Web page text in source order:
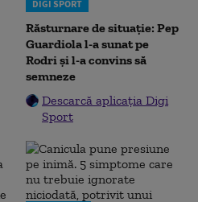
DIGI SPORT
Răsturnare de situație: Pep
Guardiola l-a sunat pe
Rodri și l-a convins să
semneze
Descarcă aplicația Digi
Sport